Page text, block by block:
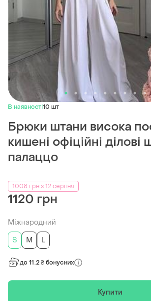
В наявності10 шт
Брюки штани висока
кишені офіційні ділові
палаццо
1008 грн з 12 серпня
1120 грн
Міжнародний
S
M L
до 11.2 ₴ бонусних
Купити